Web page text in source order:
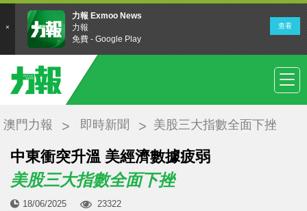
澳門力報 即時新聞 美股三大指數全面下挫
中東衝突升溫 美經濟數據疲弱
美股三大指數全面下挫
18/06/2025 23322